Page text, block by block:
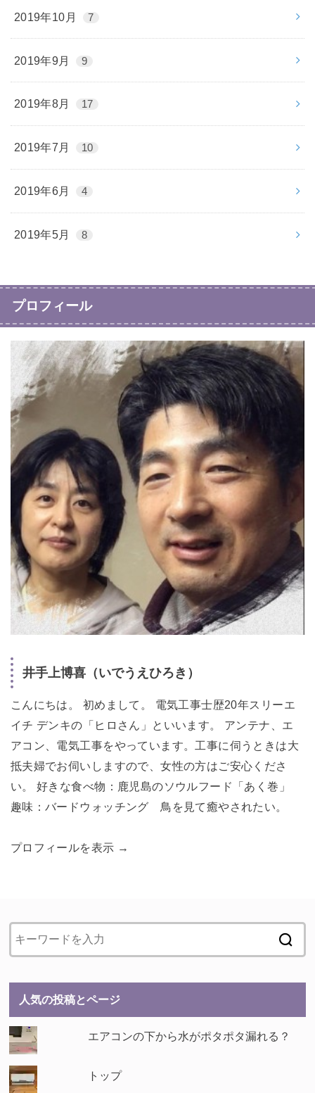
2019年10月 7
2019年9月 9
2019年8月 17
2019年7月 10
2019年6月 4
2019年5月 8
プロフィール
井手上博喜（いでうえひろき）
こんにちは。 初めまして。 電気工事士歴20年スリーエ
イチ デンキの「ヒロさん」といいます。 アンテナ、エ
アコン、電気工事をやっています。工事に伺うときは大
抵夫婦でお伺いしますので、女性の方はご安心くださ
い。 好きな食べ物：鹿児島のソウルフード「あく巻」
趣味：バードウォッチング 鳥を見て癒やされたい。
プロフィールを表示 →
人気の投稿とページ
エアコンの下から水がポタポタ漏れる？
トップ